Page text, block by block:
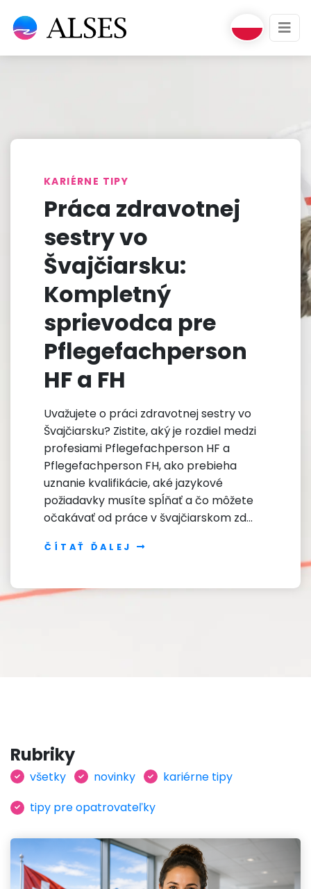
KARIÉRNE TIPY
Práca zdravotnej
sestry vo
Švajčiarsku:
Kompletný
sprievodca pre
Pflegefachperson
HF a FH
Uvažujete o práci zdravotnej sestry vo
Švajčiarsku? Zistite, aký je rozdiel medzi
profesiami Pflegefachperson HF a
Pflegefachperson FH, ako prebieha
uznanie kvalifikácie, aké jazykové
požiadavky musíte spĺňať a čo môžete
očakávať od práce v švajčiarskom zd…
ČÍTAŤ ĎALEJ
Rubriky
všetky novinky
kariérne tipy
tipy pre opatrovateľky